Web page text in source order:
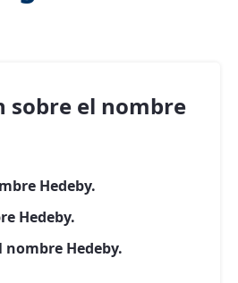
el nombre
Hedeby.
Hedeby.
Hedeby.